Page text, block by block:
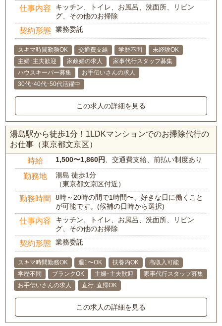
仕事内容
キッチン、トイレ、お風呂、洗面所、リビン
グ、その他のお掃除
契約形態 業務委託
スキマ時間勤務OK 交通費支給 学歴不問
未経験OK
主婦･主夫歓迎
家政婦の求人
家事代行スタッフ募集
ハウスキーパー募集
お手伝いさんの求人
30代･40代･50代活躍中
この求人の詳細を見る
湯島駅から徒歩1分！1LDKマンションでのお掃除代行の
お仕事（東京都文京区）
時給 1,500〜1,860円、交通費支給、前払い制度あり
勤務地
湯島 徒歩1分
（東京都文京区付近）
勤務時間
8時～20時の間で1時間〜、好きな日に働くこと
が可能です。(候補の日時から選択)
仕事内容
キッチン、トイレ、お風呂、洗面所、リビン
グ、その他のお掃除
契約形態 業務委託
スキマ時間勤務OK 週1〜OK 扶養内OK
高収入可能
学歴不問
ブランクOK 主婦･主夫歓迎
家事代行スタッフ募集
お手伝いさんの求人
直行･直帰OK
この求人の詳細を見る